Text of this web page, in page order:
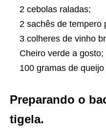
2 cebolas raladas;
2 sachês de tempero
3 colheres de vinho
Cheiro verde a gosto;
100 gramas de queijo
Preparando o
tigela.